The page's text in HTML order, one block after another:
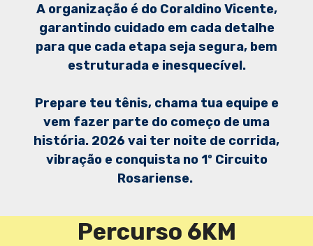
A organização é do Coraldino Vicente,
garantindo cuidado em cada detalhe
para que cada etapa seja segura, bem
estruturada e inesquecível.
Prepare teu tênis, chama tua equipe e
vem fazer parte do começo de uma
história. 2026 vai ter noite de corrida,
vibração e conquista no 1º Circuito
Rosariense.
Percurso 6KM